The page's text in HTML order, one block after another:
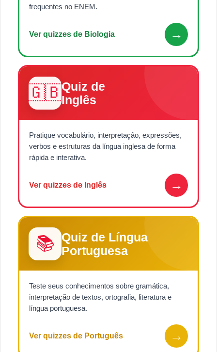
frequentes no ENEM.
Ver quizzes de Biologia →
🇬🇧Quiz de
Inglês
Pratique vocabulário, interpretação, expressões,
verbos e estruturas da língua inglesa de forma
rápida e interativa.
Ver quizzes de Inglês →
📚
Quiz de Língua
Portuguesa
Teste seus conhecimentos sobre gramática,
interpretação de textos, ortografia, literatura e
língua portuguesa.
Ver quizzes de Português →